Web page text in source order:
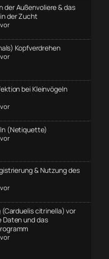
der Außenvoliere & das
der Zucht
Kopfverdrehen
bei Kleinvögeln
(Netiquette)
& Nutzung des
(Carduelis citrinella) vor
Daten und das